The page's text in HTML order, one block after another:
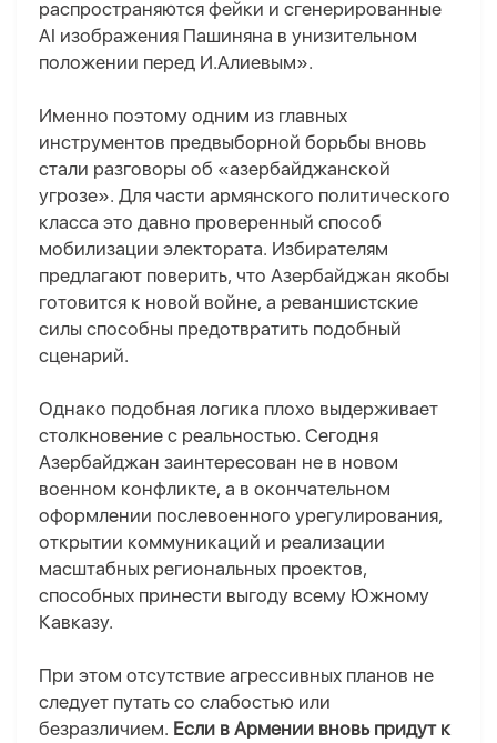
распространяются фейки и сгенерированные
AI изображения Пашиняна в унизительном
положении перед И.Алиевым».
Именно поэтому одним из главных
инструментов предвыборной борьбы вновь
стали разговоры об «азербайджанской
угрозе». Для части армянского политического
класса это давно проверенный способ
мобилизации электората. Избирателям
предлагают поверить, что Азербайджан якобы
готовится к новой войне, а реваншистские
силы способны предотвратить подобный
сценарий.
Однако подобная логика плохо выдерживает
столкновение с реальностью. Сегодня
Азербайджан заинтересован не в новом
военном конфликте, а в окончательном
оформлении послевоенного урегулирования,
открытии коммуникаций и реализации
масштабных региональных проектов,
способных принести выгоду всему Южному
Кавказу.
При этом отсутствие агрессивных планов не
следует путать со слабостью или
безразличием. Если в Армении вновь придут к